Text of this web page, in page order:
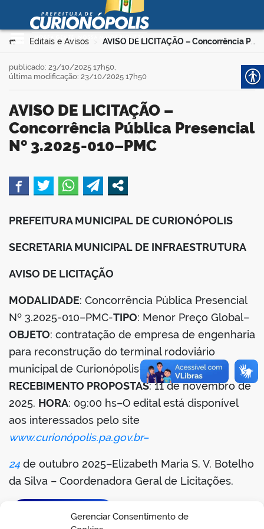
Gerenciar Consentimento de
Ir para o conteúdo
Prefeitura Municipal de
Curionópolis
Você está aqui:
Editais e Avisos > AVISO DE LICITAÇÃO – Concorrência Pública Presencial Nº 3.2025-010–PMC
AVISO DE LICITAÇÃO –
Concorrência Pública Presencial
Nº 3.2025-010–PMC
publicado: 23/10/2025 17h50,
última modificação: 23/10/2025 17h50
PREFEITURA MUNICIPAL DE CURIONÓPOLIS
SECRETARIA MUNICIPAL DE INFRAESTRUTURA
AVISO DE LICITAÇÃO
MODALIDADE: Concorrência Pública Presencial
Nº 3.2025-010–PMC-TIPO: Menor Preço Global–
OBJETO: contratação de empresa de engenharia
para reconstrução do terminal rodoviário
municipal de Curionópolis-Pa-DATA
RECEBIMENTO PROPOSTAS: 11 de novembro de
2025. HORA: 09:00 hs–O edital está disponível
aos interessados pelo site
www.curionópolis.pa.gov.br–
24 de outubro 2025–Elizabeth Maria S. V. Botelho
da Silva – Coordenadora Geral de Licitações.
BAIXAR EDITAL